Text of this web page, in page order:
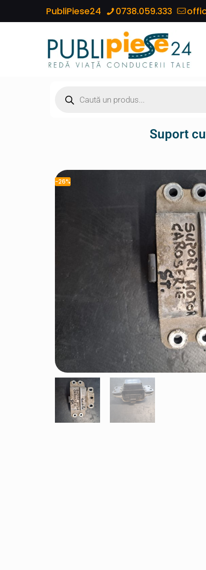
PubliPiese24 0738.059.333
Suport
-26%